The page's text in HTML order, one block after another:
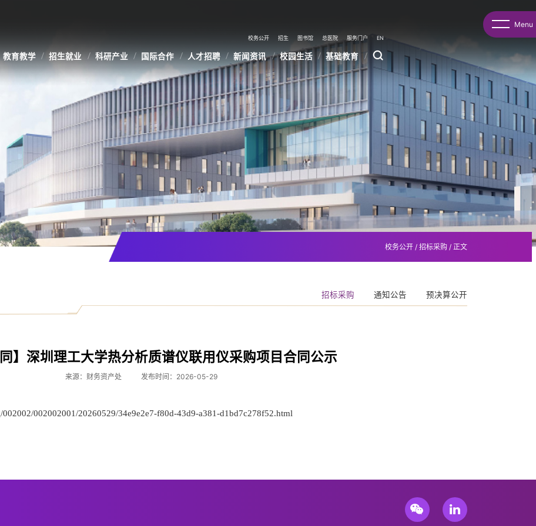
校务公开 招生 图书馆 总医院 服务门户 EN
教育教学 招生就业 科研产业 国际合作 人才招聘 新闻资讯 校园生活 基础教育
Menu
校务公开 / 招标采购 / 正文
招标采购 通知公告 预决算公开
同】深圳理工大学热分析质谱仪联用仪采购项目合同公示
来源：财务资产处 发布时间：2026-05-29
002002001/20260529/34e9e2e7-f80d-43d9-a381-d1bd7c278f52.html